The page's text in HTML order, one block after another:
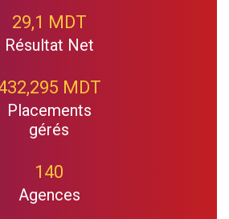
29,1 MDT
Résultat Net
MDT
Placements
gérés
140
Agences